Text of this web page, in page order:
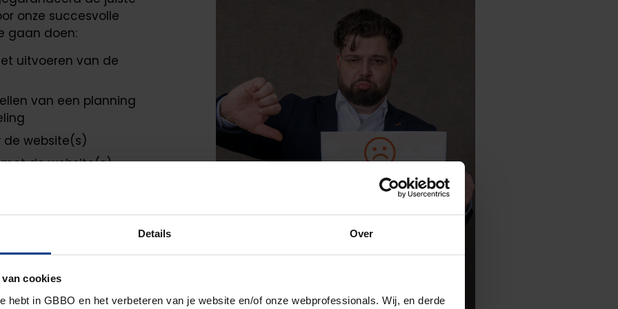
Details Over
cookies
hebt in GBBO en het verbeteren van je website en/of onze webprofessionals. Wij, en derde
onze succesvolle
gaan doen:
uitvoeren van de
van een planning
de website(s)
met de website(s)
website
die jou en je
CMS selectie
energie van krijgt.